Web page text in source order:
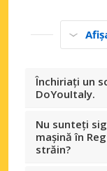
Închiriați un
DoYouItaly.
Nu sunteți
mașină în
străin?